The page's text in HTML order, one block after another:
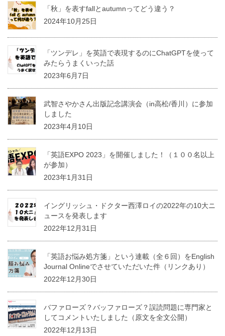
「秋」を表すfallとautumnってどう違う？
2024年10月25日
「ツンデレ」を英語で表現するのにChatGPTを使って
みたらうまくいった話
2023年6月7日
武智さやかさん出版記念講演会（in高松/香川）に参加
しました
2023年4月10日
「英語EXPO 2023」を開催しました！（１００名以上
が参加）
2023年1月31日
イングリッシュ・ドクター西澤ロイの2022年の10大ニ
ュースを発表します
2022年12月31日
「英語お悩み処方箋」という連載（全６回）をEnglish
Journal Onlineでさせていただいた件（リンクあり）
2022年12月30日
バファローズ？バッファローズ？誤読問題に専門家と
してコメントいたしました（原文を全文公開）
2022年12月13日